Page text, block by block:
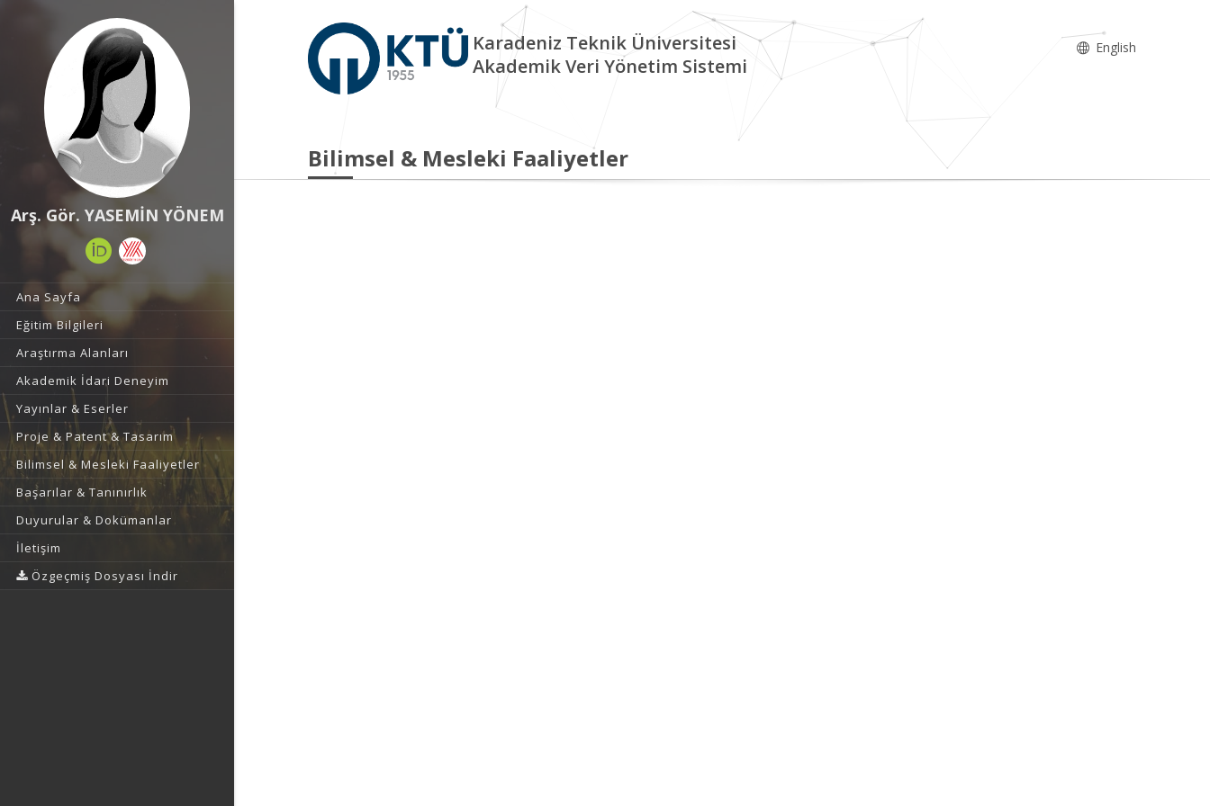
Arş. Gör. YASEMİN YÖNEM
Ana Sayfa
Eğitim Bilgileri
Araştırma Alanları
Akademik İdari Deneyim
Yayınlar & Eserler
Proje & Patent & Tasarım
Bilimsel & Mesleki Faaliyetler
Başarılar & Tanınırlık
Duyurular & Dokümanlar
İletişim
Özgeçmiş Dosyası İndir
Karadeniz Teknik Üniversitesi
Akademik Veri Yönetim Sistemi
English
Bilimsel & Mesleki Faaliyetler